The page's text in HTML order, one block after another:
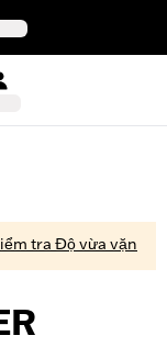
tra Độ vừa vặn